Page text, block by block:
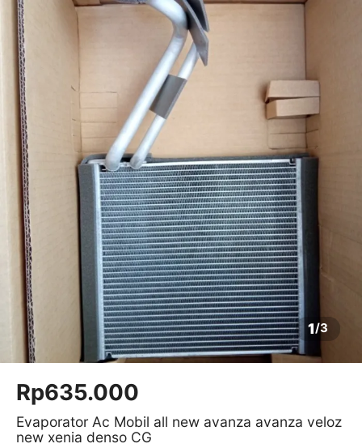
1/3
Rp635.000
Evaporator Ac Mobil all new avanza avanza veloz
new xenia denso CG